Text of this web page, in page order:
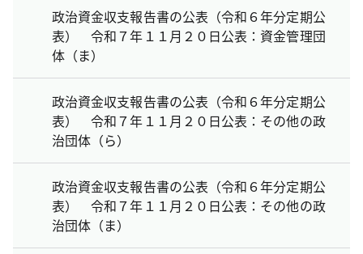
政治資金収支報告書の公表（令和６年分定期公
表） 令和７年１１月２０日公表：資金管理団
体（ま）
政治資金収支報告書の公表（令和６年分定期公
表） 令和７年１１月２０日公表：その他の政
治団体（ら）
政治資金収支報告書の公表（令和６年分定期公
表） 令和７年１１月２０日公表：その他の政
治団体（ま）